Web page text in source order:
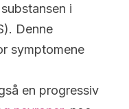
i
Denne
symptomene
en progressiv